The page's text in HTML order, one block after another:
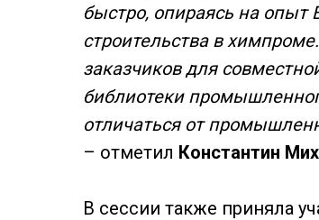
быстро, опираясь на
строительства в
заказчиков для
библиотеки
отличаться от
– отметил Константин
В сессии также приняла